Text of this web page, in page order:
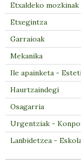
Etxaldeko mozkinak
Etxegintza
Garraioak
Mekanika
Ile apainketa -
Haurtzaindegi
Osagarria
Urgentziak -
Lanbidetzea -